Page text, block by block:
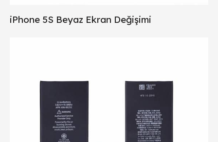
iPhone 5S Beyaz Ekran Değişimi